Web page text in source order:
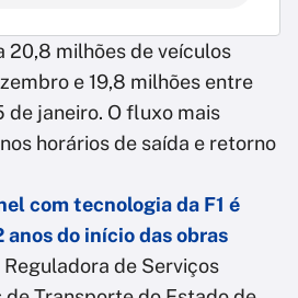
20,8 milhões de veículos
e 19,8 milhões entre
de janeiro. O fluxo mais
horários de saída e retorno
com tecnologia da F1 é
anos do início das obras
de Serviços